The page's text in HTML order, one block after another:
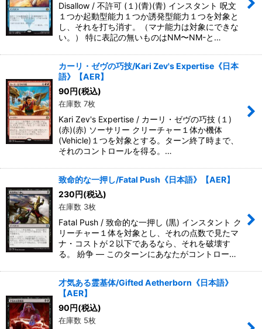
Disallow / 不許可 (１)(青)(青) インスタント 呪文
１つか起動型能力１つか誘発型能力１つを対象と
し、それを打ち消す。（マナ能力は対象にできな
い。） 特に表記の無いものはNM〜NM-と…
カーリ・ゼヴの巧技/Kari Zev's Expertise《日本
語》【AER】
90円(税込)
在庫数 7枚
Kari Zev's Expertise / カーリ・ゼヴの巧技 (１)
(赤)(赤) ソーサリー クリーチャー１体か機体
(Vehicle)１つを対象とする。ターン終了時まで、
それのコントロールを得る。…
致命的な一押し/Fatal Push《日本語》【AER】
230円(税込)
在庫数 3枚
Fatal Push / 致命的な一押し (黒) インスタント ク
リーチャー１体を対象とし、それの点数で見たマ
ナ・コストが２以下であるなら、それを破壊す
る。 紛争 ― このターンにあなたがコントロー…
才気ある霊基体/Gifted Aetherborn《日本語》
【AER】
90円(税込)
在庫数 5枚